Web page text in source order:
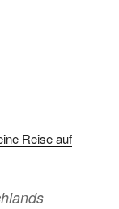
Reise auf